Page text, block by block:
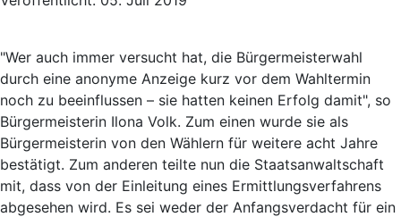
"Wer auch immer versucht hat, die Bürgermeisterwahl
durch eine anonyme Anzeige kurz vor dem Wahltermin
noch zu beeinflussen – sie hatten keinen Erfolg damit", so
Bürgermeisterin Ilona Volk. Zum einen wurde sie als
Bürgermeisterin von den Wählern für weitere acht Jahre
bestätigt. Zum anderen teilte nun die Staatsanwaltschaft
mit, dass von der Einleitung eines Ermittlungsverfahrens
abgesehen wird. Es sei weder der Anfangsverdacht für ein